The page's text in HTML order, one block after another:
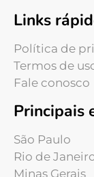
Links
Política de
Termos de
Fale conosco
Principais
São Paulo
Rio de
Minas Gerais